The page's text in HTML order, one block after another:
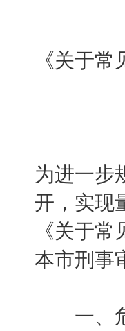
《关于
为进一步
开，实现
《关于
本市刑事
一、